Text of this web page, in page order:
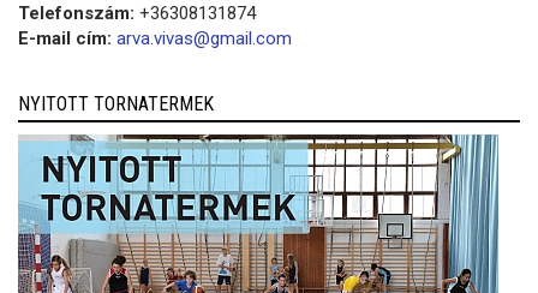
Telefonszám: +36308131874
E-mail cím: arva.vivas@gmail.com
NYITOTT TORNATERMEK